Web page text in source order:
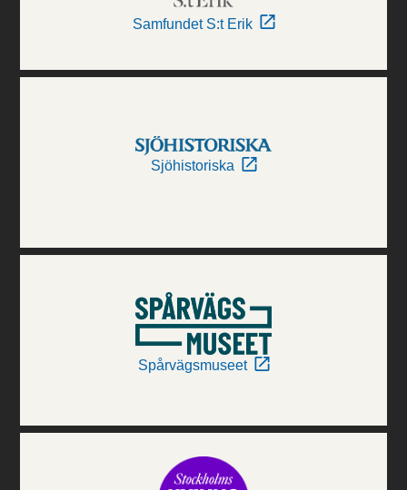
Samfundet S:t Erik
Sjöhistoriska
Spårvägsmuseet